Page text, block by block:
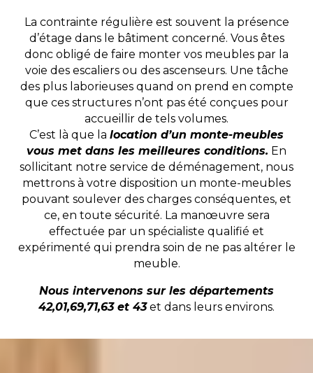
La contrainte régulière est souvent la présence
d’étage dans le bâtiment concerné. Vous êtes
donc obligé de faire monter vos meubles par la
voie des escaliers ou des ascenseurs. Une tâche
des plus laborieuses quand on prend en compte
que ces structures n’ont pas été conçues pour
accueillir de tels volumes.
C’est là que la location d’un monte-meubles
vous met dans les meilleures conditions. En
sollicitant notre service de déménagement, nous
mettrons à votre disposition un monte-meubles
pouvant soulever des charges conséquentes, et
ce, en toute sécurité. La manœuvre sera
effectuée par un spécialiste qualifié et
expérimenté qui prendra soin de ne pas altérer le
meuble.
Nous intervenons sur les départements
42,01,69,71,63 et 43et dans leurs environs.